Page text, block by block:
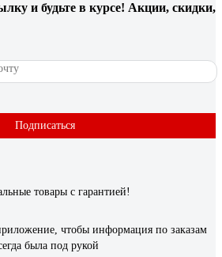
и будьте в курсе! Акции, скидки,
Подписаться
товары с гарантией!
чтобы информация по заказам
была под рукой